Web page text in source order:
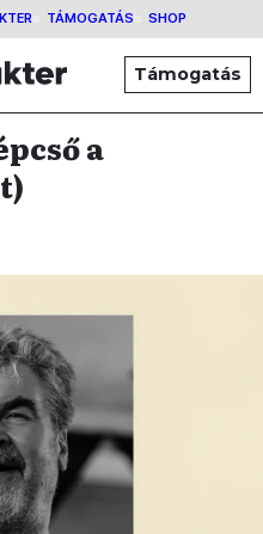
TÁMOGATÁS SHOP
Támogatás
a